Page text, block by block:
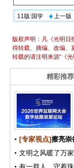
11版:国学 上一版